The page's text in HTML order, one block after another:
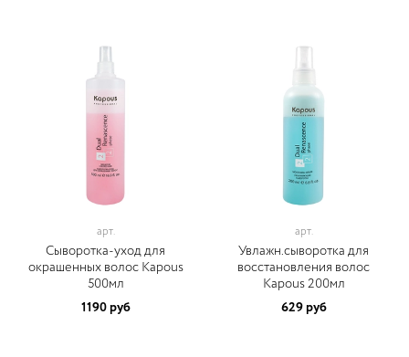
арт.
Сыворотка-уход для
окрашенных волос Kapous
500мл
1190 руб
арт.
Увлажн.сыворотка для
восстановления волос
Kapous 200мл
629 руб